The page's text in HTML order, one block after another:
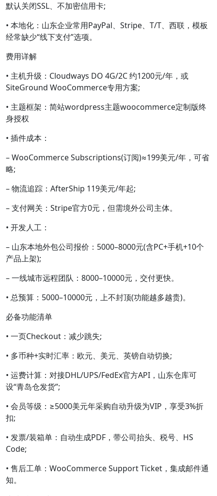
默认关闭SSL、不加密信用卡;
• 本地化：山东企业常用PayPal、Stripe、T/T、西联，模板
经常缺少“线下支付”选项。
费用详解
• 主机升级：Cloudways DO 4G/2C 约1200元/年，或
SiteGround WooCommerce专用方案;
• 主题框架：简站wordpress主题woocommerce定制版终
身授权
• 插件成本：
– WooCommerce Subscriptions(订阅)≈199美元/年，可省
略;
– 物流追踪：AfterShip 119美元/年起;
– 支付网关：Stripe官方0元，但需境外公司主体。
• 开发人工：
– 山东本地外包公司报价：5000–8000元(含PC+手机+10个
产品上架);
– 一线城市远程团队：8000–10000元，交付更快。
• 总预算：5000–10000元，上不封顶(功能越多越贵)。
必备功能清单
• 一页Checkout：减少跳失;
• 多币种+实时汇率：欧元、美元、英镑自动切换;
• 运费计算：对接DHL/UPS/FedEx官方API，山东仓库可
设“青岛仓发货”;
• 会员等级：≥5000美元年采购自动升级为VIP，享受3%折
扣;
• 发票/装箱单：自动生成PDF，带公司抬头、税号、HS
Code;
• 售后工单：WooCommerce Support Ticket，集成邮件通
知。